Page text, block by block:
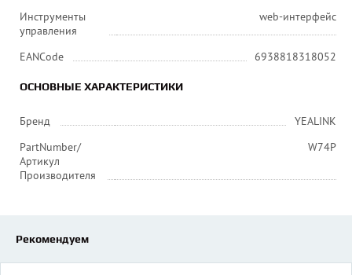
Инструменты
управления
web-интерфейс
EANCode 6938818318052
ОСНОВНЫЕ ХАРАКТЕРИСТИКИ
Бренд
YEALINK
PartNumber/
Артикул
Производителя
W74P
Рекомендуем